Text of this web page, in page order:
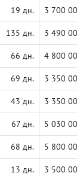
19 дн. 3 700 000
135 дн. 3 490 000
66 дн. 4 800 000
69 дн. 3 350 000
43 дн. 3 350 000
67 дн. 5 030 000
68 дн. 5 800 000
13 дн. 3 500 000